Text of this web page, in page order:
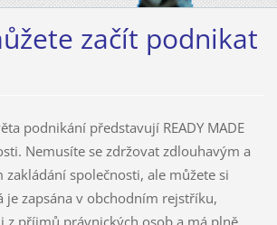
začít podnikat
podnikání představují READY MADE
Nemusíte se zdržovat zdlouhavým a
zakládání společnosti, ale můžete si
zapsána v obchodním rejstříku,